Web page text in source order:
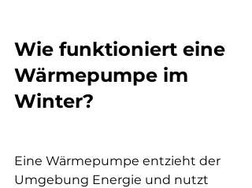
Wie funktioniert eine
Wärmepumpe im
Winter?
Eine Wärmepumpe entzieht der
Umgebung Energie und nutzt